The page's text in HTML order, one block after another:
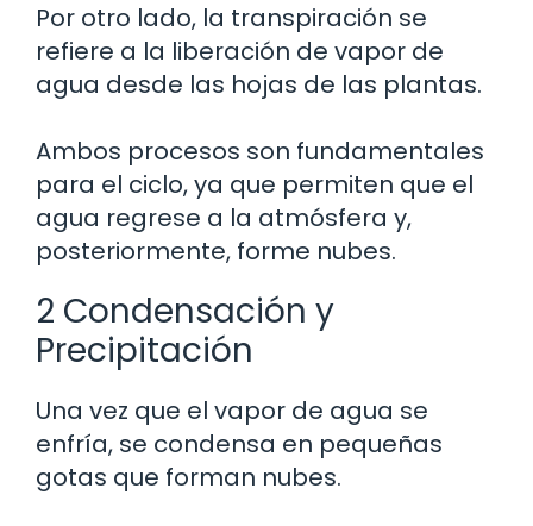
Por otro lado, la transpiración se
refiere a la liberación de vapor de
agua desde las hojas de las plantas.
Ambos procesos son fundamentales
para el ciclo, ya que permiten que el
agua regrese a la atmósfera y,
posteriormente, forme nubes.
2 Condensación y
Precipitación
Una vez que el vapor de agua se
enfría, se condensa en pequeñas
gotas que forman nubes.